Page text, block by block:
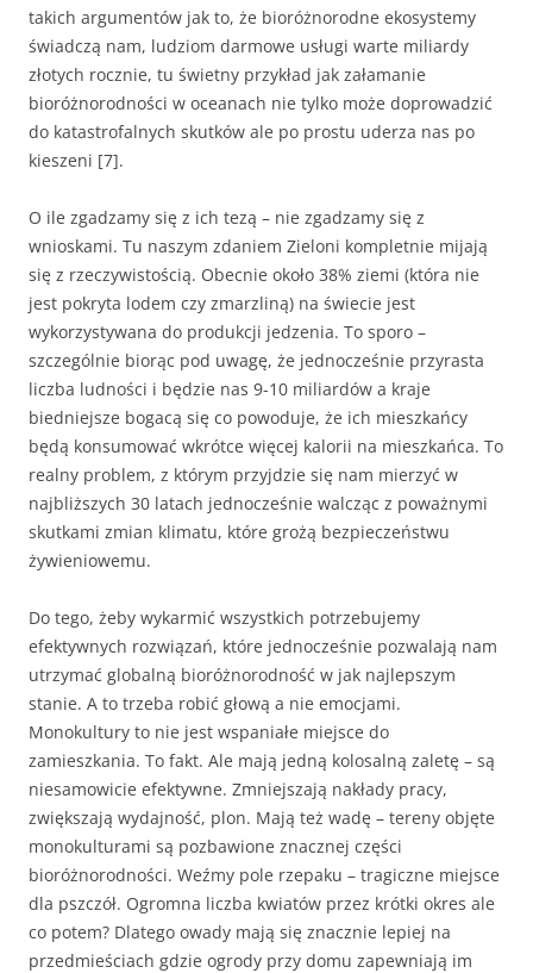
takich argumentów jak to, że bioróżnorodne ekosystemy
świadczą nam, ludziom darmowe usługi warte miliardy
złotych rocznie, tu świetny przykład jak załamanie
bioróżnorodności w oceanach nie tylko może doprowadzić
do katastrofalnych skutków ale po prostu uderza nas po
kieszeni [7].
O ile zgadzamy się z ich tezą – nie zgadzamy się z
wnioskami. Tu naszym zdaniem Zieloni kompletnie mijają
się z rzeczywistością. Obecnie około 38% ziemi (która nie
jest pokryta lodem czy zmarzliną) na świecie jest
wykorzystywana do produkcji jedzenia. To sporo –
szczególnie biorąc pod uwagę, że jednocześnie przyrasta
liczba ludności i będzie nas 9-10 miliardów a kraje
biedniejsze bogacą się co powoduje, że ich mieszkańcy
będą konsumować wkrótce więcej kalorii na mieszkańca. To
realny problem, z którym przyjdzie się nam mierzyć w
najbliższych 30 latach jednocześnie walcząc z poważnymi
skutkami zmian klimatu, które grożą bezpieczeństwu
żywieniowemu.
Do tego, żeby wykarmić wszystkich potrzebujemy
efektywnych rozwiązań, które jednocześnie pozwalają nam
utrzymać globalną bioróżnorodność w jak najlepszym
stanie. A to trzeba robić głową a nie emocjami.
Monokultury to nie jest wspaniałe miejsce do
zamieszkania. To fakt. Ale mają jedną kolosalną zaletę – są
niesamowicie efektywne. Zmniejszają nakłady pracy,
zwiększają wydajność, plon. Mają też wadę – tereny objęte
monokulturami są pozbawione znacznej części
bioróżnorodności. Weźmy pole rzepaku – tragiczne miejsce
dla pszczół. Ogromna liczba kwiatów przez krótki okres ale
co potem? Dlatego owady mają się znacznie lepiej na
przedmieściach gdzie ogrody przy domu zapewniają im